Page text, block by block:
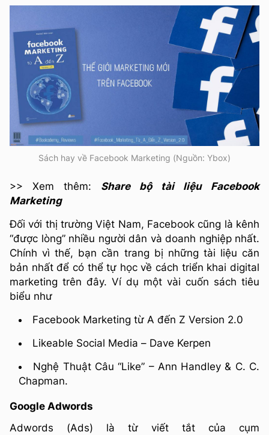
Sách hay về Facebook Marketing (Nguồn: Ybox)
>> Xem thêm: Share bộ tài liệu Facebook
Marketing
Đối với thị trường Việt Nam, Facebook cũng là kênh
“được lòng” nhiều người dân và doanh nghiệp nhất.
Chính vì thế, bạn cần trang bị những tài liệu căn
bản nhất để có thể tự học về cách triển khai digital
marketing trên đây. Ví dụ một vài cuốn sách tiêu
biểu như
Facebook Marketing từ A đến Z Version 2.0
Likeable Social Media – Dave Kerpen
Nghệ Thuật Câu “Like” – Ann Handley & C. C.
Chapman.
Google Adwords
Adwords (Ads) là từ viết tắt của cụm